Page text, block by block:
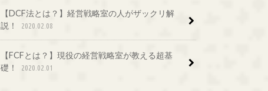
【DCF法とは？】経営戦略室の人がザックリ解
説！
2020.02.08
【FCFとは？】現役の経営戦略室が教える超基
礎！
2020.02.01